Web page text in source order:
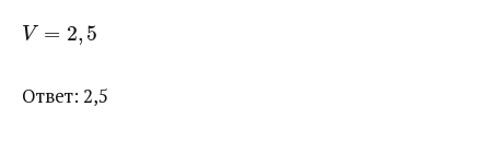
V = 2, 5
Ответ: 2,5